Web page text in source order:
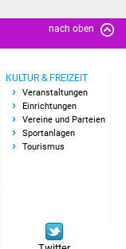
nach oben
KULTUR & FREIZEIT
Veranstaltungen
Einrichtungen
Vereine und Parteien
Sportanlagen
Tourismus